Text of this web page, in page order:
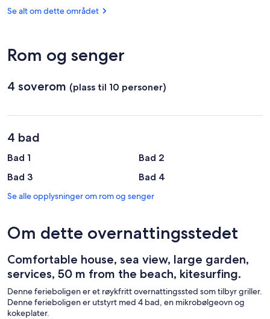
stranden
Se alt om dette området
Rom og senger
4 soverom (plass til 10 personer)
4 bad
Bad 1
Bad 2
Bad 3
Bad 4
Se alle opplysninger om rom og senger
Om dette overnattingsstedet
Comfortable house, sea view, large garden,
services, 50 m from the beach, kitesurfing.
Denne ferieboligen er et røykfritt overnattingssted som tilbyr griller.
Denne ferieboligen er utstyrt med 4 bad, en mikrobølgeovn og
kokeplater.